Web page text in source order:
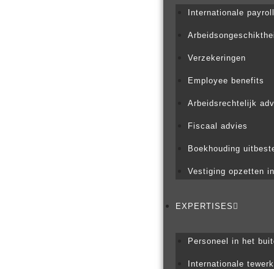
Internationale payroll
Verzekeringen
Employee benefits
Arbeidsrechtelijk
Fiscaal advies
Boekhouding
Vestiging opzetten
EXPERTISES
Personeel in het
Internationale